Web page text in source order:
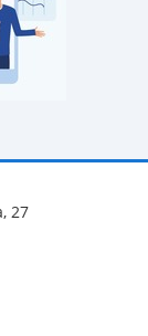
27